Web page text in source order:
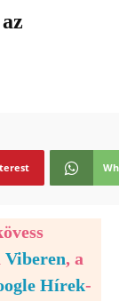
Viberen, a
Hírek-